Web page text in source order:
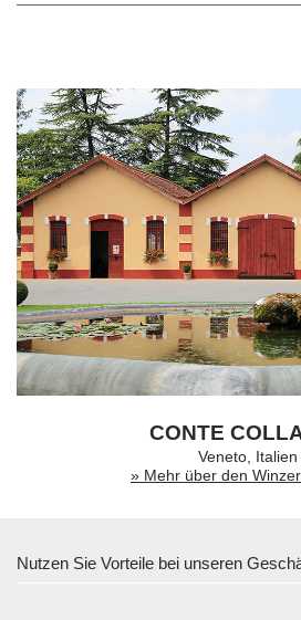
CONTE
Veneto, Italien
» Mehr über den
Nutzen Sie Vorteile bei unseren